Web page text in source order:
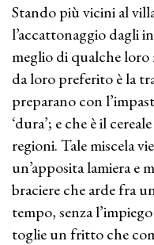
Stando più vicini al
l’accattonaggio dagli
meglio di qualche
da loro preferito è la
preparano con
‘dura’; e che è il
regioni. Tale miscela
un’apposita lamiera e
braciere che arde fra
tempo, senza
toglie un fritto che